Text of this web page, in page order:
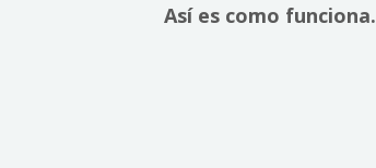
Así es como funciona.